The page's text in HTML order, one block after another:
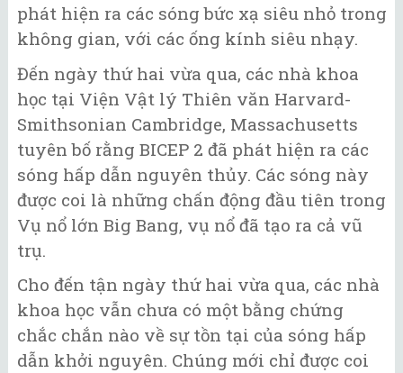
phát hiện ra các sóng bức xạ siêu nhỏ trong
không gian, với các ống kính siêu nhạy.
Đến ngày thứ hai vừa qua, các nhà khoa
học tại Viện Vật lý Thiên văn Harvard-
Smithsonian Cambridge, Massachusetts
tuyên bố rằng BICEP 2 đã phát hiện ra các
sóng hấp dẫn nguyên thủy. Các sóng này
được coi là những chấn động đầu tiên trong
Vụ nổ lớn Big Bang, vụ nổ đã tạo ra cả vũ
trụ.
Cho đến tận ngày thứ hai vừa qua, các nhà
khoa học vẫn chưa có một bằng chứng
chắc chắn nào về sự tồn tại của sóng hấp
dẫn khởi nguyên. Chúng mới chỉ được coi